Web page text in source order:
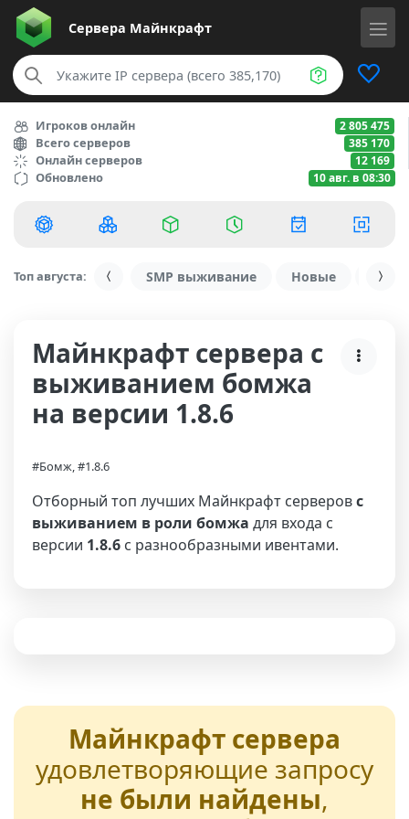
Сервера Майнкрафт
Игроков онлайн 2 805 475
Всего серверов 385 170
Онлайн серверов 12 169
Обновлено 10 авг. в 08:30
Топ августа: SMP выживание Новые С
Майнкрафт сервера с
выживанием бомжа
на версии 1.8.6
#Бомж, #1.8.6
Отборный топ лучших Майнкрафт серверовс
выживанием в роли бомжа для входа с
версии 1.8.6 с разнообразными ивентами.
Майнкрафт сервера
удовлетворяющие запросу
не были найдены,